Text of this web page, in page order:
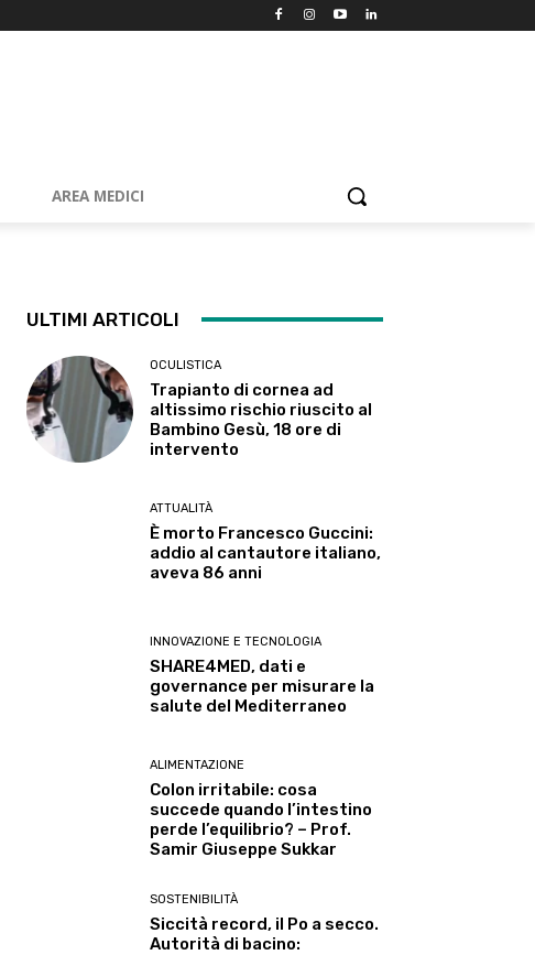
AREA MEDICI
ULTIMI ARTICOLI
OCULISTICA
Trapianto di cornea ad
altissimo rischio riuscito al
Bambino Gesù, 18 ore di
intervento
ATTUALITÀ
È morto Francesco Guccini:
addio al cantautore italiano,
aveva 86 anni
INNOVAZIONE E TECNOLOGIA
SHARE4MED, dati e
governance per misurare la
salute del Mediterraneo
ALIMENTAZIONE
Colon irritabile: cosa
succede quando l’intestino
perde l’equilibrio? – Prof.
Samir Giuseppe Sukkar
SOSTENIBILITÀ
Siccità record, il Po a secco.
Autorità di bacino: